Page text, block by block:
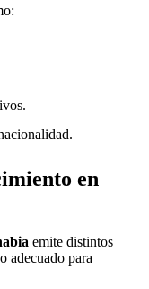
en
emite distintos
adecuado para